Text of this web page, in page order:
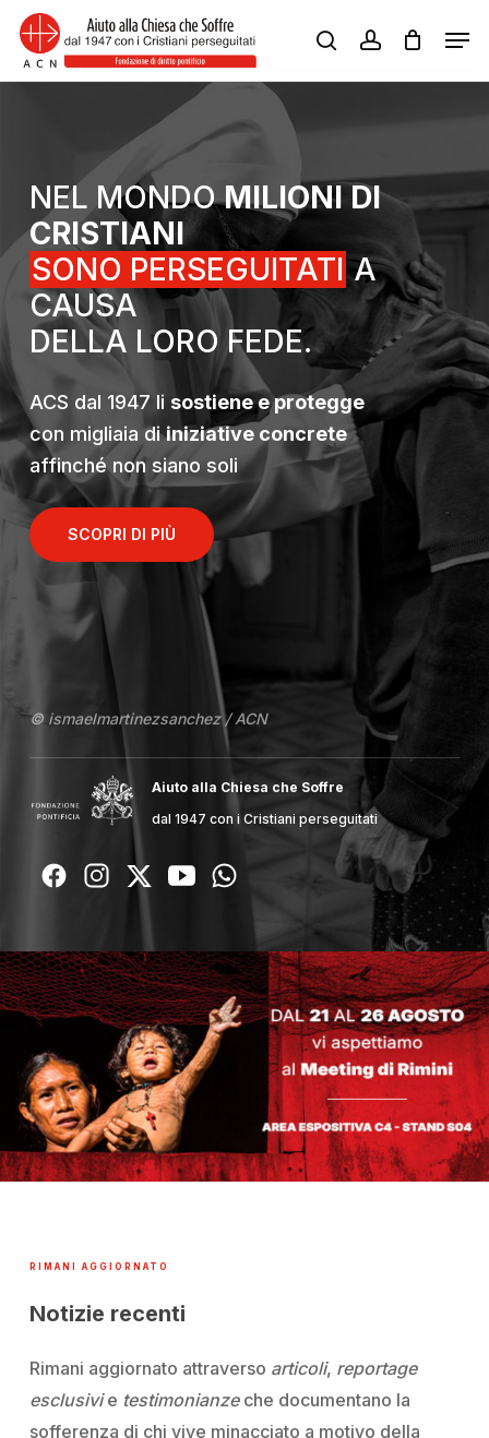
Skip
main
searchaccount
NEL MONDOMILIONI DI
CRISTIANI
SONO PERSEGUITATIA
CAUSA
DELLA LORO FEDE.
ACS dal 1947 li sostiene e protegge
con migliaia diiniziative concrete
affinché non siano soli
SCOPRI DI PIÙ
© ismaelmartinezsanchez / ACN
Aiuto alla Chiesa che Soffre
dal 1947 con i Cristiani perseguitati
RIMANI AGGIORNATO
Notizie recenti
Rimani aggiornato attraverso articoli, reportage
esclusivie testimonianzeche documentano la
sofferenza di chi vive minacciato a motivo della